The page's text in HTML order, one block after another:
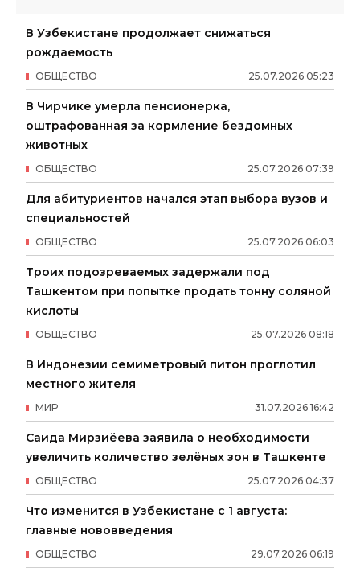
В Узбекистане продолжает снижаться
рождаемость
25.07.2026 05:23
ОБЩЕСТВО
В Чирчике умерла пенсионерка,
оштрафованная за кормление бездомных
животных
25.07.2026 07:39
ОБЩЕСТВО
Для абитуриентов начался этап выбора вузов и
специальностей
25.07.2026 06:03
ОБЩЕСТВО
Троих подозреваемых задержали под
Ташкентом при попытке продать тонну соляной
кислоты
25.07.2026 08:18
ОБЩЕСТВО
В Индонезии семиметровый питон проглотил
местного жителя
31.07.2026 16:42
МИР
Саида Мирзиёева заявила о необходимости
увеличить количество зелёных зон в Ташкенте
25.07.2026 04:37
ОБЩЕСТВО
Что изменится в Узбекистане с 1 августа:
главные нововведения
29.07.2026 06:19
ОБЩЕСТВО